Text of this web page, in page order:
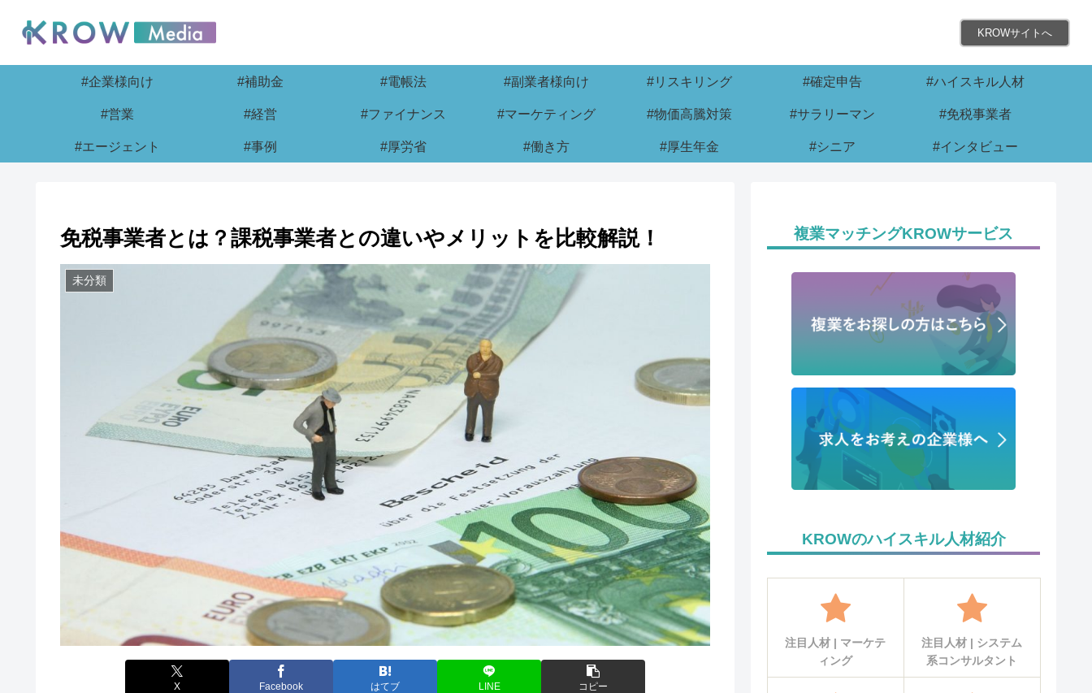
KROWサイトへ
#企業様向け #補助金 #電帳法 #副業者様向け #リスキリング #確定申告 #ハイスキル人材
#営業 #経営 #ファイナンス #マーケティング #物価高騰対策 #サラリーマン #免税事業者
#エージェント #事例 #厚労省 #働き方 #厚生年金 #シニア #インタビュー
免税事業者とは？課税事業者との違いやメリットを比較解説！
未分類
X Facebook はてブ LINE コピー
複業マッチングKROWサービス
KROWのハイスキル人材紹介
注目人材 | マーケテ
ィング
注目人材 | システム
系コンサルタント